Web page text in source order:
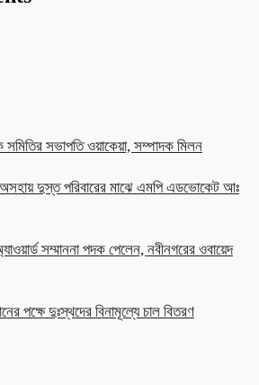
সমিতির সভাপতি ওয়াকেয়া, সম্পাদক মিলন
দুস্ত পরিবারের মাঝে এমপি এডভোকেট আঃ
সম্মাননা পদক পেলেন, নবীনগরের ওবায়েদ
পক্ষে দুঃস্থদের বিনামূল্যে চাল বিতরণ